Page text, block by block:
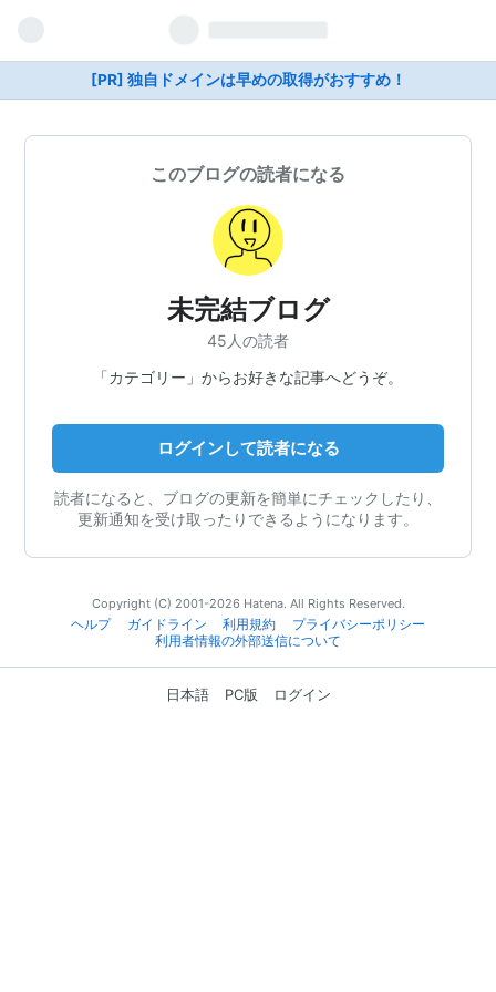
[PR] 独自ドメインは早めの取得がおすすめ！
このブログの読者になる
未完結ブログ
45人の読者
「カテゴリー」からお好きな記事へどうぞ。
ログインして読者になる
読者になると、ブログの更新を簡単にチェックしたり、
更新通知を受け取ったりできるようになります。
Copyright (C) 2001-2026 Hatena. All Rights Reserved.
ヘルプ
ガイドライン 利用規約
プライバシーポリシー
利用者情報の外部送信について
日本語 PC版 ログイン